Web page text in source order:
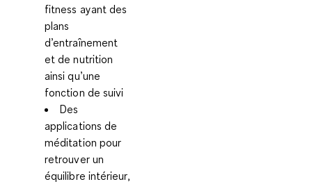
fitness ayant des
plans
d’entraînement
et de nutrition
ainsi qu’une
fonction de suivi
Des
applications de
méditation pour
retrouver un
équilibre intérieur,